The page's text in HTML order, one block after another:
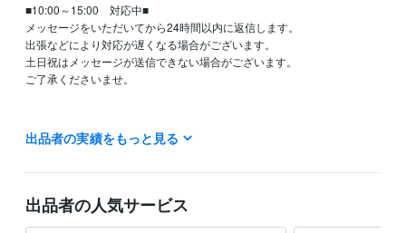
■10:00～15:00　対応中■
メッセージをいただいてから24時間以内に返信します。
出張などにより対応が遅くなる場合がございます。
土日祝はメッセージが送信できない場合がございます。
ご了承くださいませ。
過去の出来事にしがみつくことを手放して
最高の未来に向かっていこうとしている方を応援しております！
「楽」に楽しく生きてけるようお手伝いをしております。
経験職種
出品者の実績をもっと見る
出品者の人気サービス